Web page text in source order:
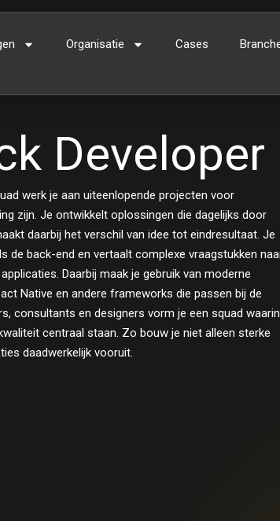
Organisatie Cases
Developer
werk je aan uiteenlopende projecten voor
zijn. Je ontwikkelt oplossingen die dagelijks door
daarbij het verschil van idee tot eindresultaat. Je
de back-end en vertaalt complexe vraagstukken
Daarbij maak je gebruik van moderne
Native en andere frameworks die passen bij de
consultants en designers vorm je een squad waarin
centraal staan. Zo bouw je niet alleen sterke
daadwerkelijk vooruit.